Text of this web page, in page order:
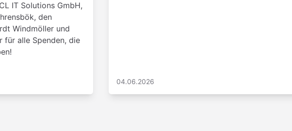
IT Solutions GmbH,
den
Windmöller und
für alle Spenden, die
04.06.2026